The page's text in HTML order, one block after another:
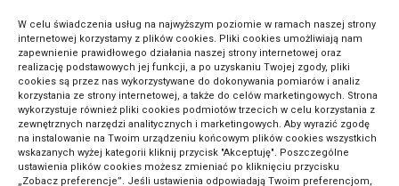
W celu świadczenia usług na najwyższym poziomie w ramach naszej strony
internetowej korzystamy z plików cookies. Pliki cookies umożliwiają nam
zapewnienie prawidłowego działania naszej strony internetowej oraz
realizację podstawowych jej funkcji, a po uzyskaniu Twojej zgody, pliki
cookies są przez nas wykorzystywane do dokonywania pomiarów i analiz
korzystania ze strony internetowej, a także do celów marketingowych. Strona
wykorzystuje również pliki cookies podmiotów trzecich w celu korzystania z
zewnętrznych narzędzi analitycznych i marketingowych. Aby wyrazić zgodę
na instalowanie na Twoim urządzeniu końcowym plików cookies wszystkich
wskazanych wyżej kategorii kliknij przycisk "Akceptuję". Poszczególne
ustawienia plików cookies możesz zmieniać po kliknięciu przycisku
„Zobacz preferencje”. Jeśli ustawienia odpowiadają Twoim preferencjom,
Nazwa*
Adres email*